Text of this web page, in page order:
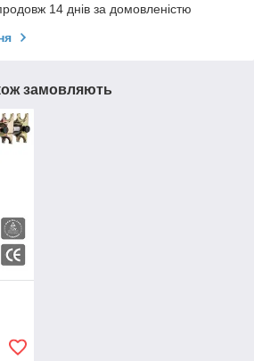
14 днів за домовленістю
замовляють